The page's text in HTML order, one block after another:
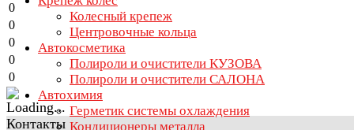
Колесный крепеж
Центровочные кольца
Автокосметика
Полироли и очистители КУЗОВА
Полироли и очистители САЛОНА
Автохимия
Герметик системы охлаждения
Кондиционеры металла
0
0
0
0
0
Контакты